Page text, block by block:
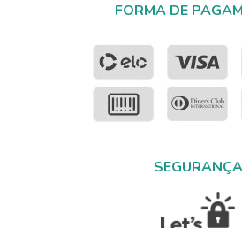
FORMA DE
SEGURANÇA